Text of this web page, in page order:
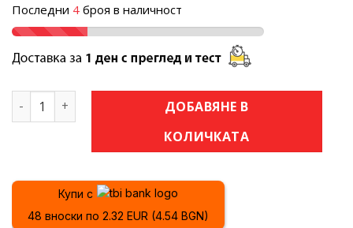
Последни 4 броя в наличност
количество за Активна Тонколона Muhler MAX881R –
ДОБАВЯНЕ В
КОЛИЧКАТА
Купи с
48 вноски по 2.32 EUR (4.54 BGN)